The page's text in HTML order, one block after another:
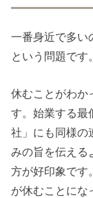
一番身近で多い
という問題です。
休むことがわか
す。始業する最
社」にも同様の
みの旨を伝える
方が好印象です
が休むことにな